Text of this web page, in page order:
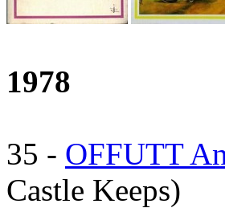
1978
35 - OFFUTT
Castle Keeps)